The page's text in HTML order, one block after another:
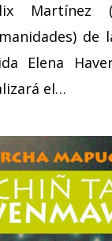
Martínez
de
Elena
el…